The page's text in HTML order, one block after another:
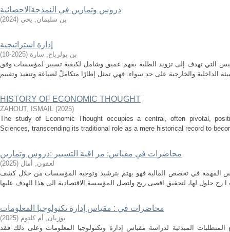
دروس وتمارين في النمذجةالاحصائية
بن سليمان, يحي (
2024
)
إدارة استراتيجية
بن بولرباح, سارة (
2025-10
)
التي تهدف إلى تزويد الطلبة بفهم عميق وشامل لكيفية تسيير لمؤسسات وفق
HISTORY OF ECONOMIC THOUGHT
ZAHOUT, ISMAIL (2025)
The study of Economic Thought occupies a central, often pivotal,
Sciences, transcending its traditional role as a mere historical record to
محاضرات في مقياس: مر اقبة التسيير :دروس وتمارين
لعقون, أمال (
2025
)
المهمة في تخصص المالية فهو يهتم بترشيد وتوجيه المؤسسات من خلال كشف
محاضرات في : مقياس إدارة تكنولوجيا المعلومات
بوزيان, أم كلتوم (
2025
)
المبدئية لدراسة مقياس إدارة وتكنولوجيا المعلومات وعلى ذلك فقد